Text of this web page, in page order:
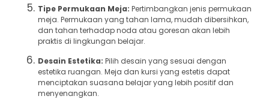
Tipe Permukaan Meja: Pertimbangkan jenis permukaan
meja. Permukaan yang tahan lama, mudah dibersihkan,
dan tahan terhadap noda atau goresan akan lebih
praktis di lingkungan belajar.
Desain Estetika: Pilih desain yang sesuai dengan
estetika ruangan. Meja dan kursi yang estetis dapat
menciptakan suasana belajar yang lebih positif dan
menyenangkan.